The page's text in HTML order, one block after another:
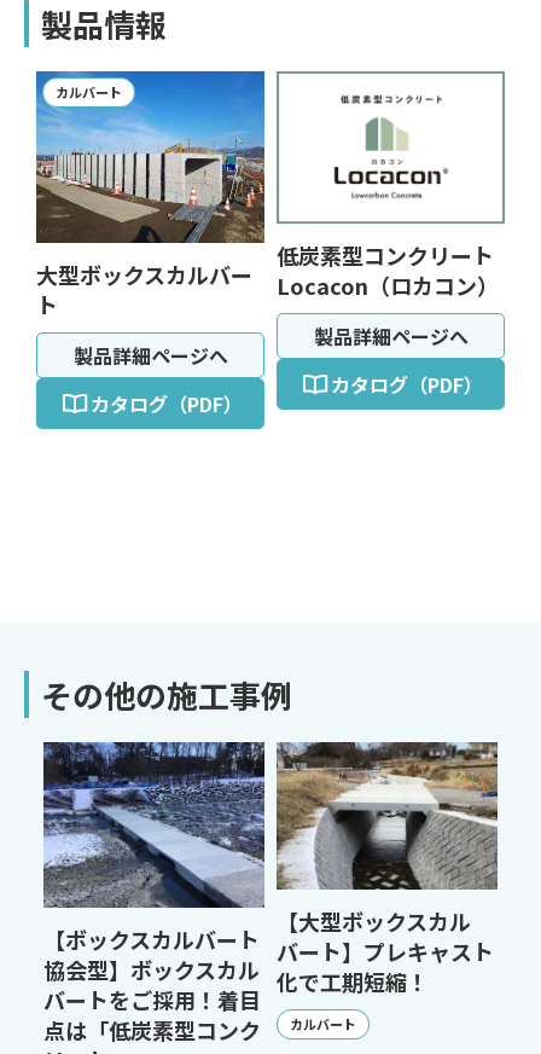
製品情報
カルバート
大型ボックスカルバー
ト
製品詳細ページへ
カタログ（PDF）
低炭素型コンクリート
Locacon（ロカコン）
製品詳細ページへ
カタログ（PDF）
その他の施工事例
【ボックスカルバート
協会型】ボックスカル
バートをご採用！着目
点は「低炭素型コンク
【大型ボックスカル
バート】プレキャスト
化で工期短縮！
カルバート